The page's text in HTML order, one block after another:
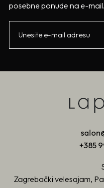
posebne ponude na e-mail.
+385
Zagrebački velesajam,